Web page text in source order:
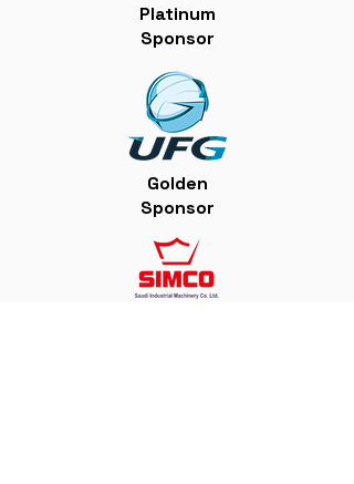
Platinum
Sponsor
Golden
Sponsor